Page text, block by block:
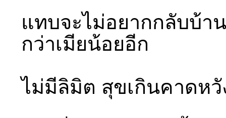
แทบจะไม่อยากกลับบ้าน
กว่าเมียน้อยอีก
ไม่มีลิมิต สุขเกินคาดหวั